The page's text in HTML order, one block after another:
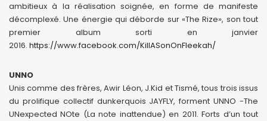
ambitieux à la réalisation soignée, en forme de manifeste
décomplexé. Une énergie qui déborde sur «The Rize», son tout
premier album sorti en janvier
2016. https://www.facebook.com/KillASonOnFleekah/
UNNO
Unis comme des frères, Awir Léon, J.Kid et Tismé, tous trois issus
du prolifique collectif dunkerquois JAYFLY, forment UNNO -The
UNexpected NOte (La note inattendue) en 2011. Forts d’un tout